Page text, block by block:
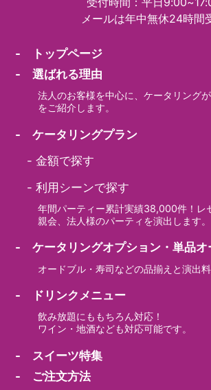
メールは年中無休24時間
- トップページ
- 選ばれる理由
法人のお客様を中心に、ケータリング
をご紹介します。
- ケータリングプラン
-金額で探す
-利用シーンで探す
年間パーティー累計実績38,000件！レ
親会、法人様のパーティを演出します。
- ケータリングオプション・単品オ
オードブル・寿司などの品揃えと演出
- ドリンクメニュー
飲み放題にももちろん対応！
ワイン・地酒なども対応可能です。
- スイーツ特集
- ご注文方法